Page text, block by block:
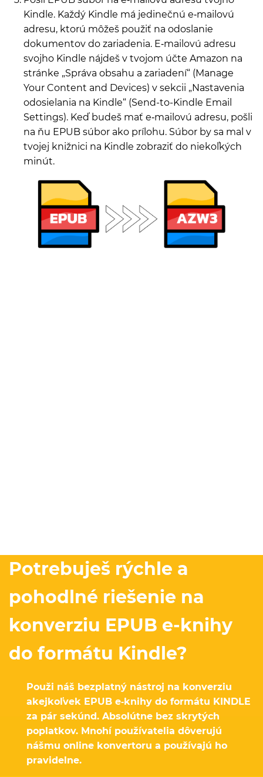
Kindle. Každý Kindle má jedinečnú e‑mailovú
adresu, ktorú môžeš použiť na odoslanie
dokumentov do zariadenia. E‑mailovú adresu
svojho Kindle nájdeš v tvojom účte Amazon na
stránke „Správa obsahu a zariadení“ (Manage
Your Content and Devices) v sekcii „Nastavenia
odosielania na Kindle“ (Send-to-Kindle Email
Settings). Keď budeš mať e‑mailovú adresu, pošli
na ňu EPUB súbor ako prílohu. Súbor by sa mal v
tvojej knižnici na Kindle zobraziť do niekoľkých
minút.
Potrebuješ rýchle a
pohodlné riešenie na
konverziu EPUB e-knihy
do formátu Kindle?
Použi náš bezplatný nástroj na konverziu
akejkoľvek EPUB e‑knihy do formátu KINDLE
za pár sekúnd. Absolútne bez skrytých
poplatkov. Mnohí používatelia dôverujú
nášmu online konvertoru a používajú ho
pravidelne.